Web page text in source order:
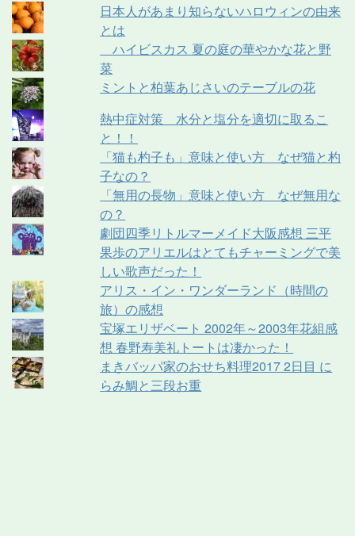
日本人があまり知らないハロウィンの由来
とは
ハイビスカス 夏の庭の華やかな花と野
菜
ミントと柏葉あじさいのテーブルの花
熱中症対策 水分と塩分を適切に取るこ
と！！
「猫も杓子も」意味と使い方 なぜ猫と杓
子なの？
「無用の長物」意味と使い方 なぜ無用な
の？
劇団四季リトルマーメイド大阪感想 三平
果歩のアリエルはとてもチャーミングで美
しい歌声だった！
アリス・イン・ワンダーランド（時間の
旅）の感想
宝塚エリザベート 2002年～2003年花組感
想 春野寿美礼トートは凄かった！
まきバッパ家のおせち料理2017 2日目 に
らみ鯛と三段お重